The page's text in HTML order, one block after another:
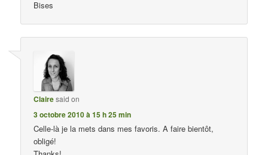
Bises
Clairesaid on
3 octobre 2010 à 15 h 25 min
Celle-là je la mets dans mes favoris. A faire bientôt,
obligé!